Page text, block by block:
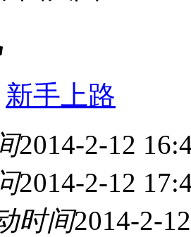
新手上路
2014-2-12
2014-2-12
时间2014-2-